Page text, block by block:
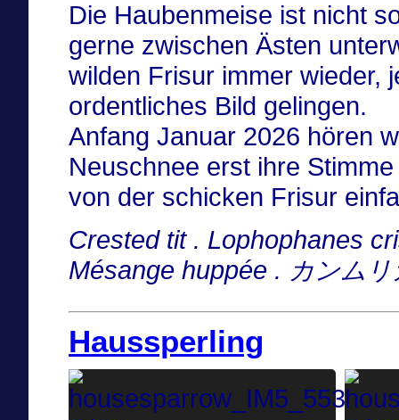
Die Haubenmeise ist nicht
gerne zwischen Ästen
wilden Frisur immer wieder,
ordentliches Bild gelingen.
Anfang Januar 2026 hören
Neuschnee erst ihre
von der schicken Frisur
Crested tit . Lophophanes
Mésange huppée . カンムリ
Haussperling